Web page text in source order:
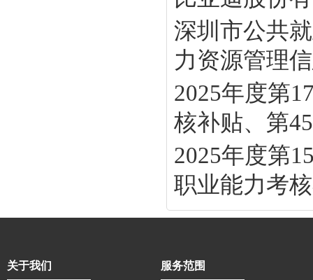
深圳市公共
力资源管理
2025年度第
核补贴、第
2025年度第
职业能力考
关于我们 服务范围